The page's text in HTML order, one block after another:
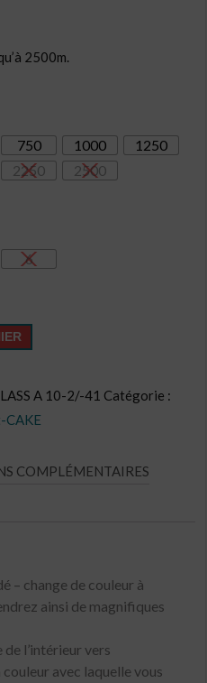
2500m.
750 1000
1250
2250 2500
6
A 10-2/-41 Catégorie :
CAKE
COMPLÉMENTAIRES
– change de couleur à
ainsi de magnifiques
l’intérieur vers
avec laquelle vous